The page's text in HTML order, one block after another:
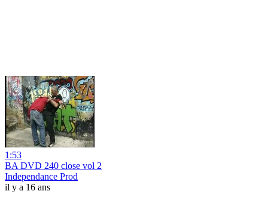
1:53
BA DVD 240 close vol 2
Independance Prod
il y a 16 ans